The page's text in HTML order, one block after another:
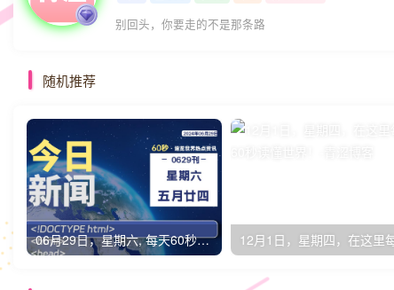
别回头，你要走的不是那条路
随机推荐
06月29日，星期六, 每天60秒读懂全世界！